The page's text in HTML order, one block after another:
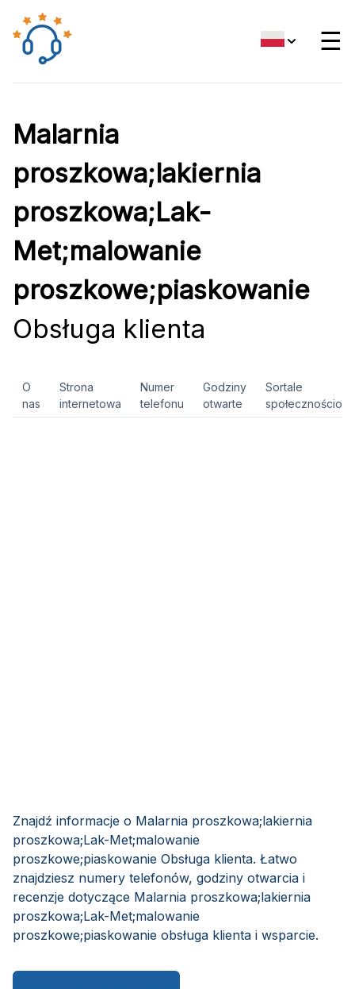
☰
Malarnia
proszkowa;lakiernia
proszkowa;Lak-
Met;malowanie
proszkowe;piaskowanie
Obsługa klienta
O
nas
Strona
internetowa
Numer
telefonu
Godziny
otwarte
Sortale
Znajdź informacje o Malarnia proszkowa;lakiernia
proszkowa;Lak-Met;malowanie
proszkowe;piaskowanie Obsługa klienta. Łatwo
znajdziesz numery telefonów, godziny otwarcia i
recenzje dotyczące Malarnia proszkowa;lakiernia
proszkowa;Lak-Met;malowanie
proszkowe;piaskowanie obsługa klienta i wsparcie.